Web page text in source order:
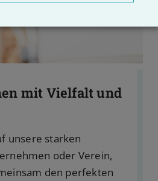
mit Vielfalt und
unsere starken
oder Verein,
den perfekten